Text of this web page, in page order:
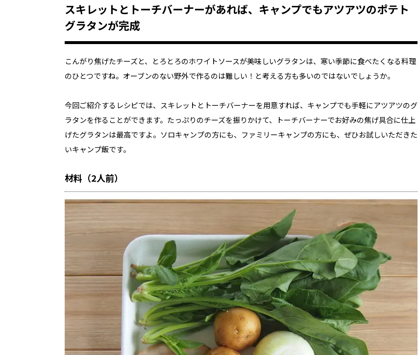
スキレットとトーチバーナーがあれば、キャンプでもアツアツのポテト
グラタンが完成
こんがり焦げたチーズと、とろとろのホワイトソースが美味しいグラタンは、寒い季節に食べたくなる料理
のひとつですね。オーブンのない野外で作るのは難しい！と考える方も多いのではないでしょうか。
今回ご紹介するレシピでは、スキレットとトーチバーナーを用意すれば、キャンプでも手軽にアツアツのグ
ラタンを作ることができます。たっぷりのチーズを振りかけて、トーチバーナーでお好みの焦げ具合に仕上
げたグラタンは最高ですよ。ソロキャンプの方にも、ファミリーキャンプの方にも、ぜひお試しいただきた
いキャンプ飯です。
材料（2人前）